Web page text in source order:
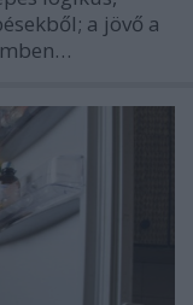
a jövő a